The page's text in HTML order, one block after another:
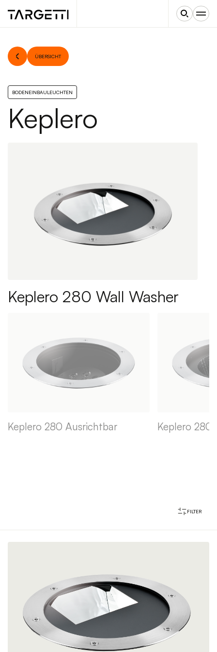
ÜBERSICHT
BODENEINBAULEUCHTEN
Keplero
Keplero 280 Wall Washer
Keplero 280 Ausrichtbar Keplero 280
FILTER